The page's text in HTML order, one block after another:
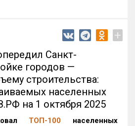
+
Санкт-
городов —
строительства:
населенных
на 1 октября 2025
ТОП-100 населенных